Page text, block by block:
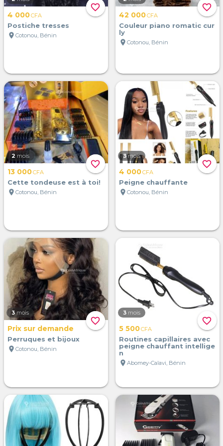
favorite_border
4 000CFA
Postiche tresses
location_on Cotonou, Bénin
favorite_border
42 000CFA
Couleur piano romatic cur
ly
location_on Cotonou, Bénin
favorite_border
2 mois
13 000CFA
Cette tondeuse est à toi!
location_on Cotonou, Bénin
favorite_border
3 mois
4 000CFA
Peigne chauffante
location_on Cotonou, Bénin
favorite_border
3 mois
Prix sur demande
Perruques et bijoux
location_on Cotonou, Bénin
favorite_border
3 mois
5 500CFA
Routines capillaires avec
peigne chauffant intellige
n
location_on Abomey-Calavi, Bénin